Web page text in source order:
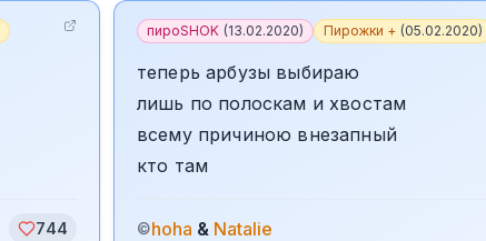
744
пироSHOK (13.02.2020) Пирожки + (05.02.2020)
теперь арбузы выбираю
лишь по полоскам и хвостам
всему причиною внезапный
кто там
©hoha & Natalie